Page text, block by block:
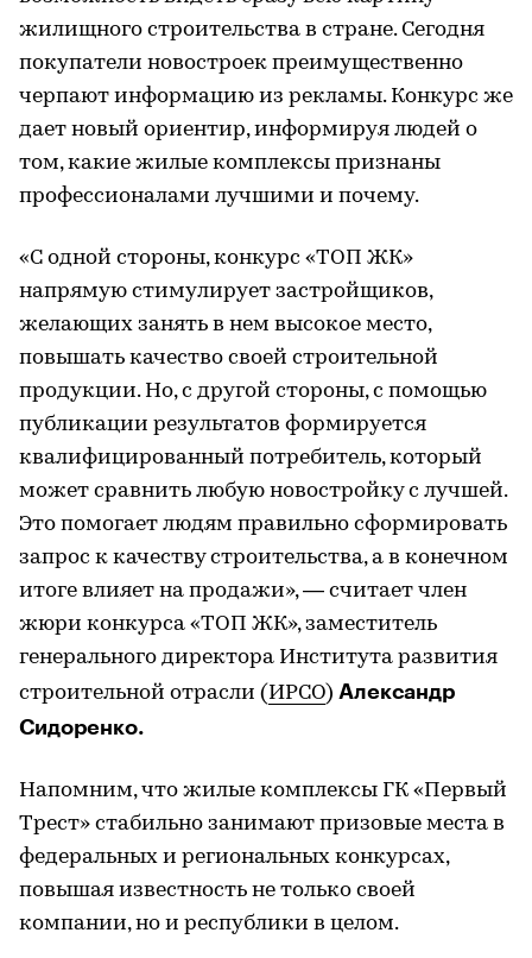
жилищного строительства в стране. Сегодня
покупатели новостроек преимущественно
черпают информацию из рекламы. Конкурс же
дает новый ориентир, информируя людей о
том, какие жилые комплексы признаны
профессионалами лучшими и почему.
«С одной стороны, конкурс «ТОП ЖК»
напрямую стимулирует застройщиков,
желающих занять в нем высокое место,
повышать качество своей строительной
продукции. Но, с другой стороны, с помощью
публикации результатов формируется
квалифицированный потребитель, который
может сравнить любую новостройку с лучшей.
Это помогает людям правильно сформировать
запрос к качеству строительства, а в конечном
итоге влияет на продажи», — считает член
жюри конкурса «ТОП ЖК», заместитель
генерального директора Института развития
строительной отрасли (ИРСО) Александр
Сидоренко.
Напомним, что жилые комплексы ГК «Первый
Трест» стабильно занимают призовые места в
федеральных и региональных конкурсах,
повышая известность не только своей
компании, но и республики в целом.